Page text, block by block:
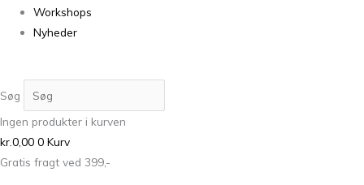
Workshops
Nyheder
Søg
Ingen produkter i kurven
kr.0,00 0 Kurv
Gratis fragt ved 399,-